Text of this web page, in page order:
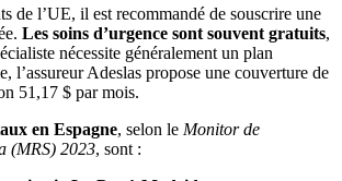
de l’UE, il est recommandé de souscrire une
Les soins d’urgence sont souvent gratuits,
nécessite généralement un plan
l’assureur Adeslas propose une couverture de
51,17 $ par mois.
en Espagne, selon le Monitor de
(MRS) 2023, sont :